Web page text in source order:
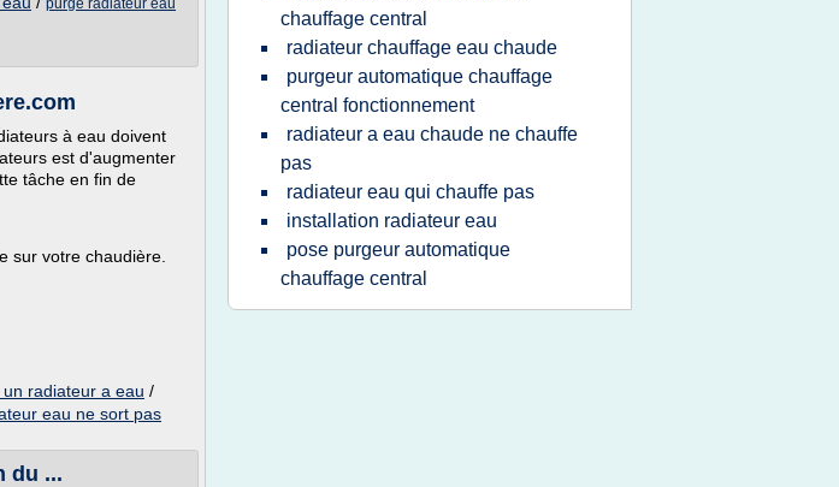
purge radiateur eau
à eau doivent
est d'augmenter
tâche en fin de
sur votre chaudière.
radiateur a eau /
eau ne sort pas
du ...
chauffage central
radiateur chauffage eau chaude
purgeur automatique chauffage
central fonctionnement
radiateur a eau chaude ne chauffe
pas
radiateur eau qui chauffe pas
installation radiateur eau
pose purgeur automatique
chauffage central